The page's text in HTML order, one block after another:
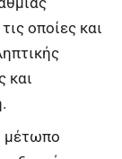
οποίες και
και
μέτωπο